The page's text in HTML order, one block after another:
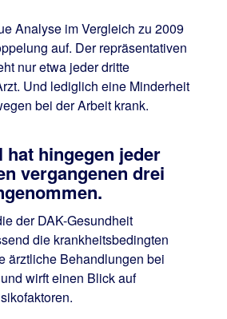
Analyse im Vergleich zu 2009
auf. Der repräsentativen
nur etwa jeder dritte
Und lediglich eine Minderheit
bei der Arbeit krank.
hingegen jeder
vergangenen drei
der DAK-Gesundheit
die krankheitsbedingten
ärztliche Behandlungen bei
wirft einen Blick auf